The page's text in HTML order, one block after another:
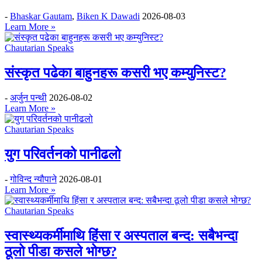
- Bhaskar Gautam, Biken K Dawadi 2026-08-03
Learn More »
Chautarian Speaks
संस्कृत पढेका बाहुनहरू कसरी भए कम्युनिस्ट?
- अर्जुन पन्थी 2026-08-02
Learn More »
Chautarian Speaks
युग परिवर्तनको पानीढलो
-गोविन्द न्यौपाने 2026-08-01
Learn More »
Chautarian Speaks
स्वास्थ्यकर्मीमाथि हिंसा र अस्पताल बन्द: सबैभन्दा
ठूलो पीडा कसले भोग्छ?